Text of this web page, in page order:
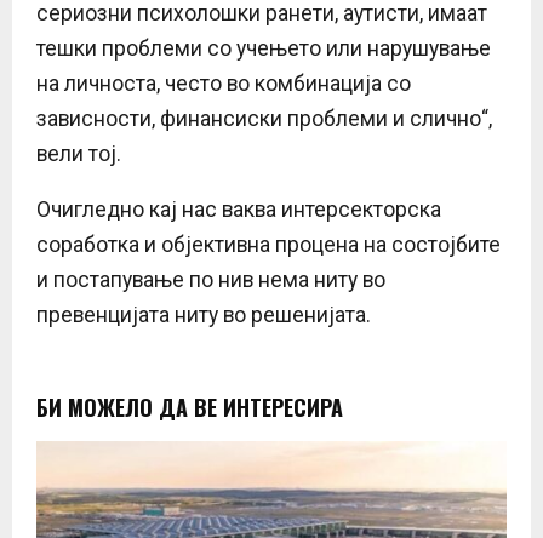
сериозни психолошки ранети, аутисти, имаат
тешки проблеми со учењето или нарушување
на личноста, често во комбинација со
зависности, финансиски проблеми и слично“,
вели тој.
Очигледно кај нас ваква интерсекторска
соработка и објективна процена на состојбите
и постапување по нив нема ниту во
превенцијата ниту во решенијата.
БИ МОЖЕЛО ДА ВЕ ИНТЕРЕСИРА